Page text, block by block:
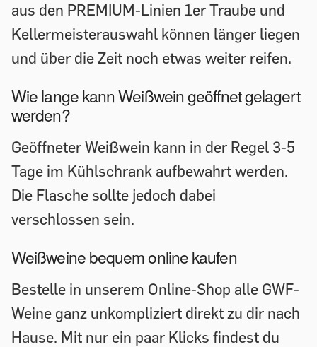
aus den PREMIUM-Linien 1er Traube und
Kellermeisterauswahl können länger liegen
und über die Zeit noch etwas weiter reifen.
Wie lange kann Weißwein geöffnet gelagert
werden?
Geöffneter Weißwein kann in der Regel 3-5
Tage im Kühlschrank aufbewahrt werden.
Die Flasche sollte jedoch dabei
verschlossen sein.
Weißweine bequem online kaufen
Bestelle in unserem Online-Shop alle GWF-
Weine ganz unkompliziert direkt zu dir nach
Hause. Mit nur ein paar Klicks findest du